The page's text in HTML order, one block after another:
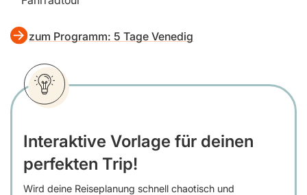
zum Programm: 5 Tage Venedig
Interaktive Vorlage für deinen
perfekten Trip!
Wird deine Reiseplanung schnell chaotisch und